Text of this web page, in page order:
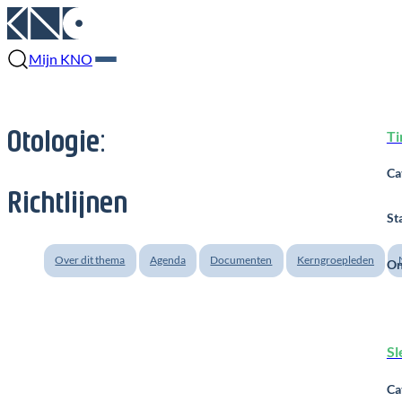
Mijn KNO
Otologie:
Richtlijnen
Over dit thema Agenda Documenten Kerngroepleden